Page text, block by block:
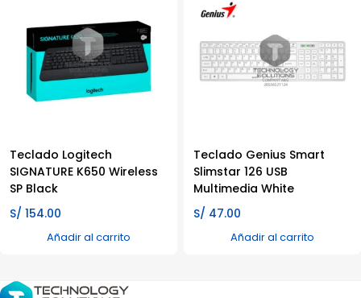
Teclado Logitech
SIGNATURE K650 Wireless
SP Black
S/ 154.00
Añadir al carrito
Teclado Genius Smart
Slimstar 126 USB
Multimedia White
S/ 47.00
Añadir al carrito